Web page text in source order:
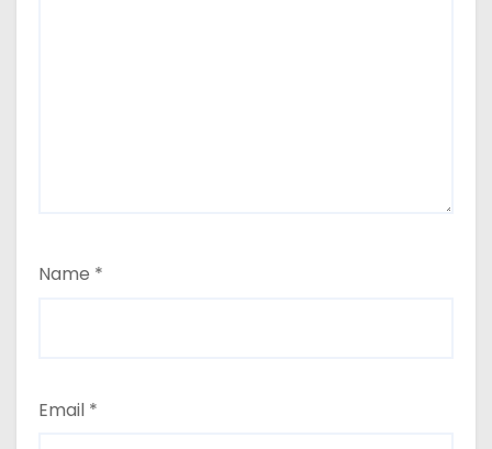
Name *
Email *